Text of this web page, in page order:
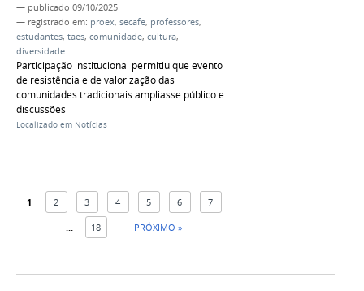
— publicado 09/10/2025
— registrado em: proex, secafe, professores,
estudantes, taes, comunidade, cultura,
diversidade
Participação institucional permitiu que evento
de resistência e de valorização das
comunidades tradicionais ampliasse público e
discussões
Localizado em Notícias
1 2 3 4 5 6 7
18 PRÓXIMO »